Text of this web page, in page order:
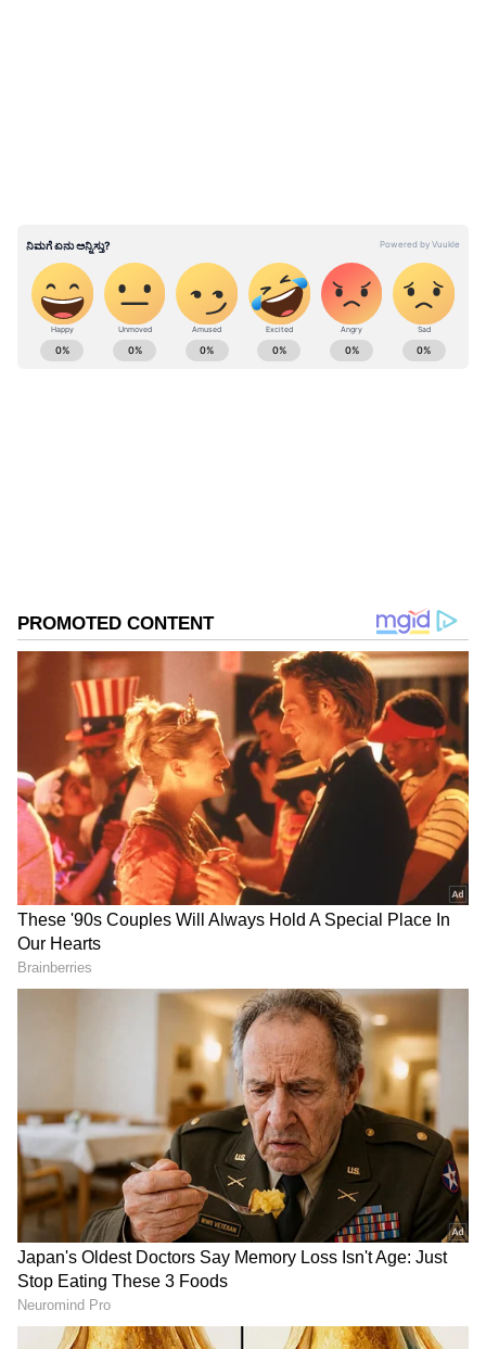
ಎಸ್ಸಿ,ಎಸ್ಟಿ, ಅಲ್ಪಸಂಖ್ಯಾತ, ವೀರಶೈವರಿಗೂ ಡಿಸಿಎಂ ಹುದ್ದೆ
ಸಿಗಲಿ: ಸಚಿವ ರಾಜಣ್ಣ
ಕಾವೇರಿ ವಿಚಾರದಲ್ಲಿ ಬಿಜೆಪಿ ರಾಜಕೀಯ:
ಕಾವೇರಿ ನೀರಿನ ವಿಚಾರದಲ್ಲಿ ಬಿಜೆಪಿ ಪ್ರತಿಭಟನೆಗೆ
ಪರ್ತಿಕ್ರಿಯಿಸಿದ ಅವರು, ಬಿಜೆಪಿಯವರಿಗೆ ಕಾವೇರಿ ನೀರಿನ
ABOUT THE AUTHOR
DOWNLOAD APP
India News
) ಮತ್ತು ಜಗತ್ತಿನ
ಕ್ಷಣಕ್ಷಣದ ಕನ್ನಡ ಸುದ್ದಿ (Kannada News)
ಅಪ್ಡೇಟ್‌ಗಳಿಗಾಗಿ ಏಷ್ಯಾನೆಟ್ ಸುವರ್ಣ ನ್ಯೂಸ್‌ ಫಾಲೋ
ಮಾಡಿ. ಬ್ರೇಕಿಂಗ್ ಸುದ್ದಿ (Latest Kannada News),
ವಿಶೇಷ ವರದಿಗಳು ಮತ್ತು ನೇರ ಪ್ರಸಾರಗಳೊಂದಿಗೆ
(kannada news live
) ಸಂಪೂರ್ಣ ಮಾಹಿತಿ ಒಂದೇ
ಕ್ಲಿಕ್‌ನಲ್ಲಿ ಲಭ್ಯ. ಏಷ್ಯಾನೆಟ್ ಸುವರ್ಣ ನ್ಯೂಸ್ ಅಧಿಕೃತ
ಆ್ಯಪ್ ಡೌನ್‌ಲೋಡ್ ಮಾಡಿ ಹಾಗು ಎಲ್ಲಾ ಅಪ್‌ಡೇಟ್
ಗಳನ್ನು ಪಡೆಯಿರಿ.